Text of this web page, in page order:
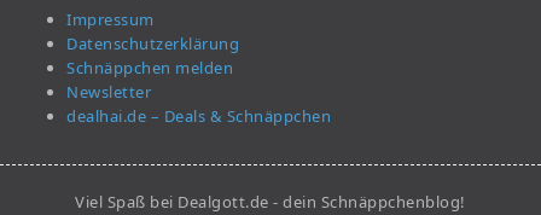
Impressum
Datenschutzerklärung
Schnäppchen melden
Newsletter
dealhai.de – Deals & Schnäppchen
Viel Spaß bei Dealgott.de - dein Schnäppchenblog!